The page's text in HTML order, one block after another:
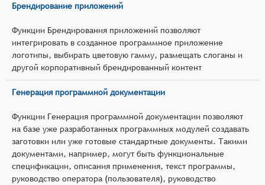
Брендирование приложений
Функции Брендирования приложений позволяют
интегрировать в созданное программное приложение
логотипы, выбирать цветовую гамму, размещать слоганы и
другой корпоративный брендированный контент
Генерация программной документации
Функции Генерация программной документации позволяют
на базе уже разработанных программных модулей создавать
заготовки или уже готовые стандартные документы. Такими
документами, например, могут быть функциональные
спецификации, описания применения, текст программы,
руководство оператора (пользователя), руководство